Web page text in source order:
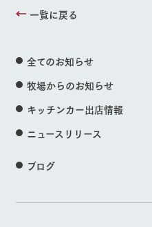
一覧に戻る
全てのお知らせ
牧場からのお知らせ
キッチンカー出店情報
ニュースリリース
ブログ